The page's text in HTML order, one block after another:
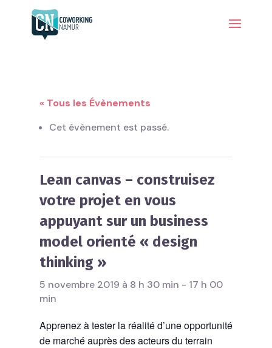
« Tous les Évènements
Cet évènement est passé.
Lean canvas – construisez
votre projet en vous
appuyant sur un business
model orienté « design
thinking »
5 novembre 2019 à 8 h 30 min - 17 h 00
min
Apprenez à tester la réalité d’une opportunité
de marché auprès des acteurs du terrain